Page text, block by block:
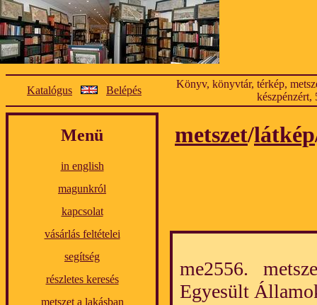
Katalógus Belépés
Könyv, könyvtár, térkép,
készpénzért,
Menü
in english
magunkról
kapcsolat
vásárlás feltételei
segítség
részletes keresés
metszet a lakásban
metszet/látkép
me2556.
Egyesült